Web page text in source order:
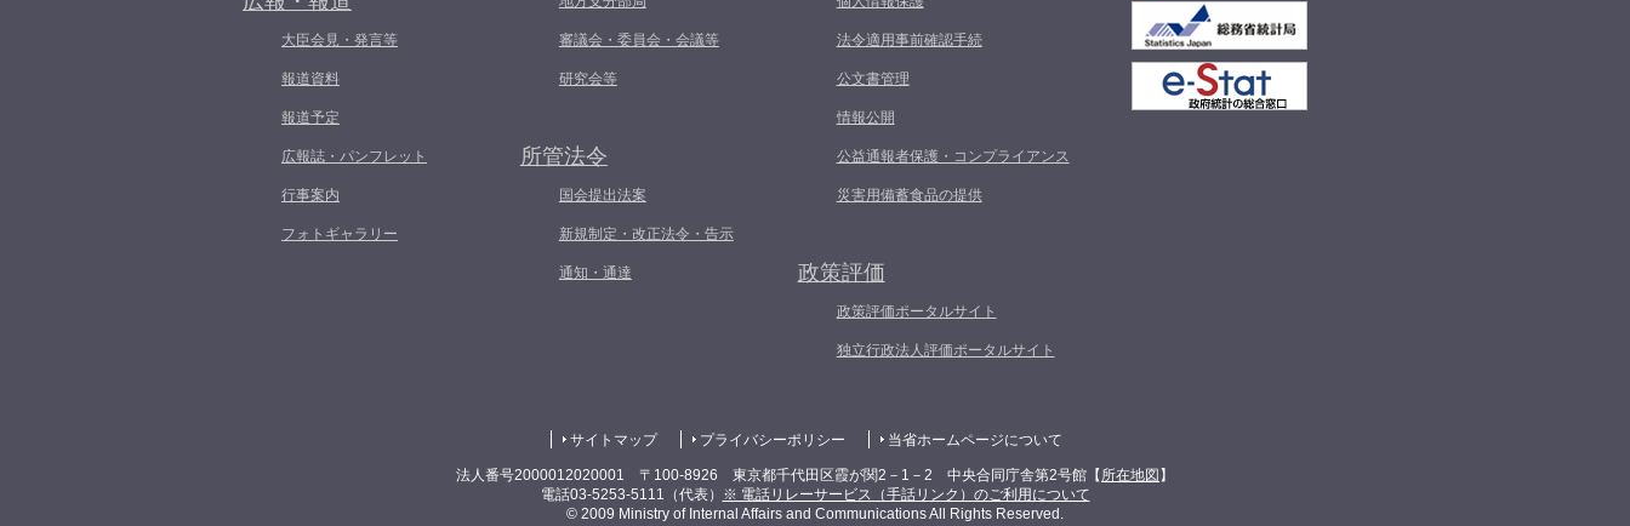
大臣会見・発言等
報道資料
報道予定
広報誌・パンフレット
行事案内
フォトギャラリー
審議会・委員会・会議等
研究会等
所管法令
国会提出法案
新規制定・改正法令・告示
通知・通達
法令適用事前確認手続
公文書管理
情報公開
公益通報者保護・コンプライアンス
災害用備蓄食品の提供
政策評価
政策評価ポータルサイト
独立行政法人評価ポータルサイト
サイトマップ プライバシーポリシー 当省ホームページについて
法人番号2000012020001 〒100-8926 東京都千代田区霞が関2－1－2 中央合同庁舎第2号館【 所在地図 】
電話03-5253-5111（代表）
※ 電話リレーサービス（手話リンク）のご利用について
© 2009 Ministry of Internal Affairs and Communications All Rights Reserved.